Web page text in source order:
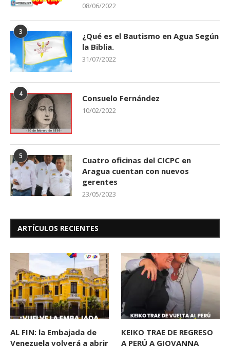
08/06/2022
3
¿Qué es el Bautismo en Agua Según
la Biblia.
31/07/2022
4 Consuelo Fernández
10/02/2022
5
Cuatro oficinas del CICPC en
Aragua cuentan con nuevos
gerentes
23/05/2023
ARTÍCULOS RECIENTES
AL FIN: la Embajada de
Venezuela volverá a abrir
KEIKO TRAE DE REGRESO
A PERÚ A GIOVANNA